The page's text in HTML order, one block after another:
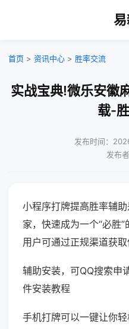
易
首页 > 资讯中心 > 胜率交流
实战宝典!微乐安徽
载-
发布时间：
发布
小程序打牌提高胜率辅
家，快速成为一个“必胜
用户可通过正规渠道获取
辅助安装，可QQ搜索
件安装教程
手机打牌可以一键让你